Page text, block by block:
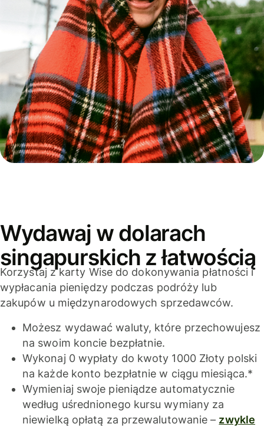
Wydawaj w dolarach
singapurskich z łatwością
Korzystaj z karty Wise do dokonywania płatności i
wypłacania pieniędzy podczas podróży lub
zakupów u międzynarodowych sprzedawców.
Możesz wydawać waluty, które przechowujesz
na swoim koncie bezpłatnie.
Wykonaj 0 wypłaty do kwoty 1000 Złoty polski
na każde konto bezpłatnie w ciągu miesiąca.*
Wymieniaj swoje pieniądze automatycznie
według uśrednionego kursu wymiany za
niewielką opłatą za przewalutowanie – zwykle